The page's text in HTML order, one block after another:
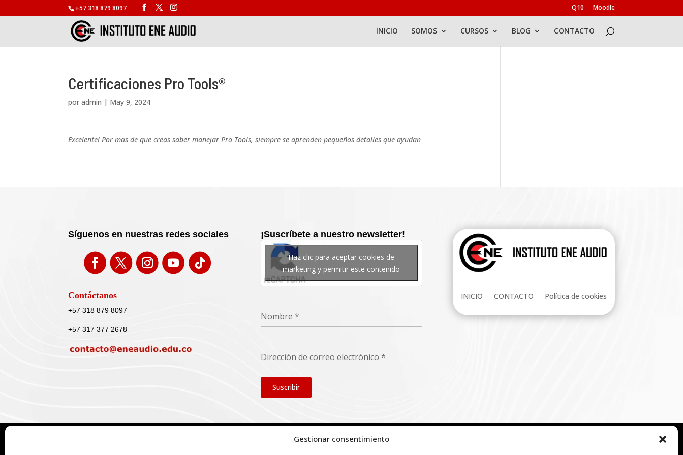
Gestionar consentimiento
+57 318 879 8097 Q10 Moodle
INICIO SOMOS CURSOS BLOG CONTACTO
Certificaciones Pro Tools®
poradmin | May 9, 2024
Excelente! Por mas de que creas saber manejar Pro Tools, siempre se aprenden pequeños detalles que ayudan
Síguenos en nuestras redes sociales
Contáctanos
+57 318 879 8097
+57 317 377 2678
¡Suscríbete a nuestro newsletter!
Haz clic para aceptar cookies de
marketing y permitir este contenido
Nombre *
Dirección de correo electrónico *
Suscribir
INICIO CONTACTO Política de cookies